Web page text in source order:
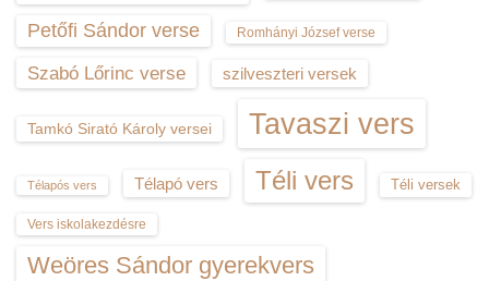
Petőfi Sándor verse Romhányi József verse
Szabó Lőrinc verse szilveszteri versek
Tamkó Sirató Károly versei Tavaszi vers
Télapós vers Télapó vers Téli vers Téli versek
Vers iskolakezdésre
Weöres Sándor gyerekvers